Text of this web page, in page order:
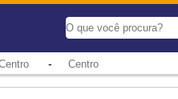
- Centro